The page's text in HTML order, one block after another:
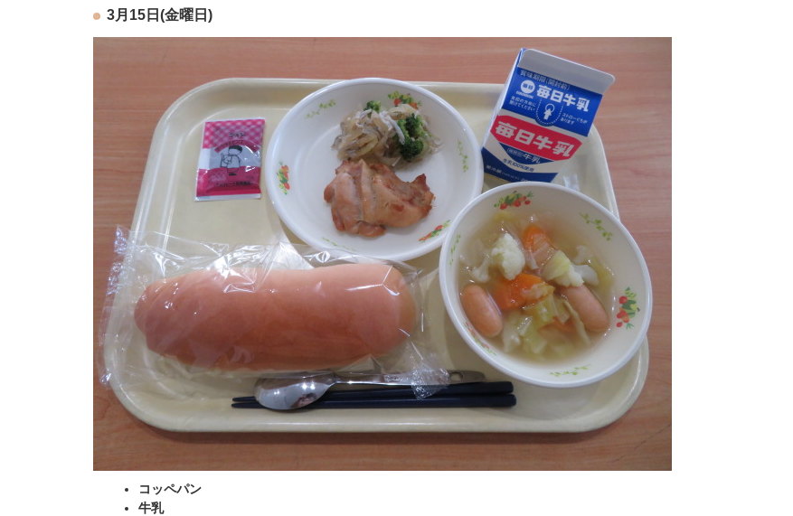
3月15日(金曜日)
コッペパン
牛乳